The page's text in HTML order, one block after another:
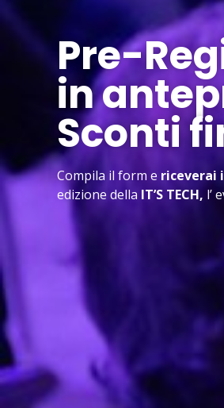
Compila il form e riceverai
edizione della IT’S TECH, l’
Pre-
in
Sconti